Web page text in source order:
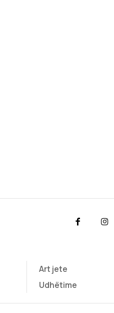
Art jete
Udhëtime